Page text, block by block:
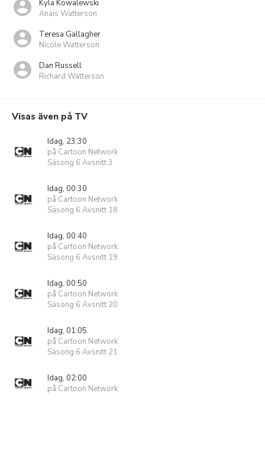
Kyla Kowalewski
Anais Watterson
Teresa Gallagher
Nicole Watterson
Dan Russell
Richard Watterson
Visas även på TV
Idag, 23:30
på Cartoon Network
Säsong 6 Avsnitt 3
Idag, 00:30
på Cartoon Network
Säsong 6 Avsnitt 18
Idag, 00:40
på Cartoon Network
Säsong 6 Avsnitt 19
Idag, 00:50
på Cartoon Network
Säsong 6 Avsnitt 20
Idag, 01:05
på Cartoon Network
Säsong 6 Avsnitt 21
Idag, 02:00
på Cartoon Network